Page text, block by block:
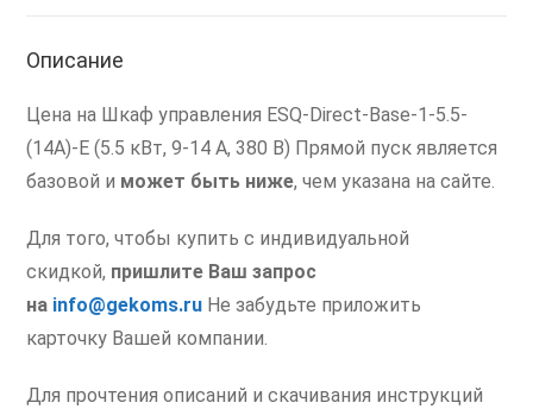
Описание
Цена на Шкаф управления ESQ-Direct-Base-1-5.5-
(14А)-E (5.5 кВт, 9-14 А, 380 В) Прямой пуск является
базовой и может быть ниже, чем указана на сайте.
Для того, чтобы купить с индивидуальной
скидкой, пришлите Ваш запрос
на info@gekoms.ru Не забудьте приложить
карточку Вашей компании.
Для прочтения описаний и скачивания инструкций